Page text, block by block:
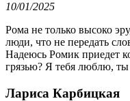
10/01/2025
Рома не только высоко
люди, что не передать
Надеюсь Ромик приедет
грязью? Я тебя люблю,
Лариса Карбицкая